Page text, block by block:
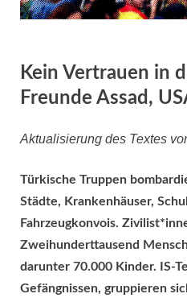
Kein Vertrauen in
Freunde Assad,
Aktualisierung des Textes
Türkische Truppen
Städte, Krankenhäuser,
Fahrzeugkonvois.
Zweihunderttausend
darunter 70.000 Kinder. IS-
Gefängnissen, gruppieren